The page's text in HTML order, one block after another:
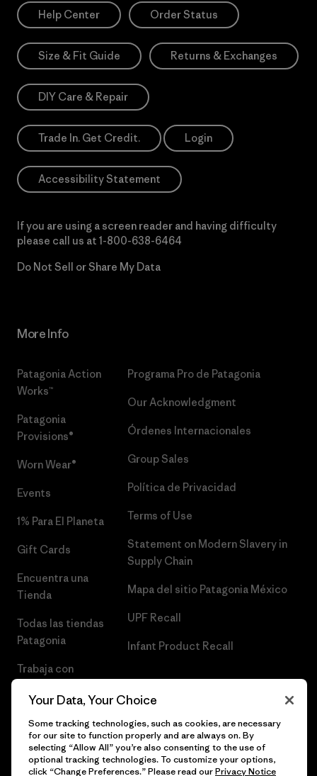
Help Center Order Status
Size & Fit Guide Returns & Exchanges
DIY Care & Repair
Trade In. Get Credit. Login
Accessibility Statement
If you are using a screen reader and having difficulty
please call us at 1-800-638-6464
Do Not Sell or Share My Data
More Info
Patagonia Action
Works™
Patagonia
Provisions®
Worn Wear®
Events
1% Para El Planeta
Gift Cards
Encuentra una
Tienda
Todas las tiendas
Patagonia
Trabaja con
Programa Pro de Patagonia
Our Acknowledgment
Órdenes Internacionales
Group Sales
Política de Privacidad
Terms of Use
Statement on Modern Slavery in
Supply Chain
Mapa del sitio Patagonia México
UPF Recall
Infant Product Recall
Your Data, Your Choice
Some tracking technologies, such as cookies, are necessary
for our site to function properly and are always on. By
selecting “Allow All” you’re also consenting to the use of
optional tracking technologies. To customize your options,
click “Change Preferences.” Please read ourPrivacy Notice